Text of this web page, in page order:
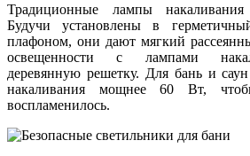
Традиционные лампы
Будучи установлены в
плафоном, они дают мягкий
освещенности с лампами
деревянную решетку. Для бань и
накаливания мощнее 60 Вт,
воспламенилось.